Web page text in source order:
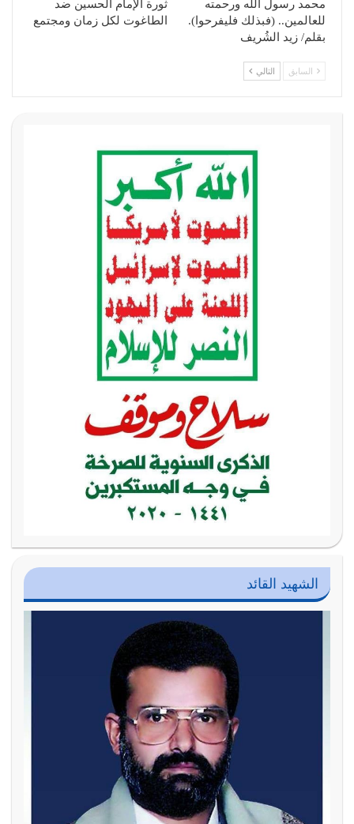
محمد رسول الله ورحمته
للعالمين.. (فبذلك فليفرحوا).
بقلم/ زيد الشُريف
ثورة الإمام الحسين ضد
الطاغوت لكل زمان ومجتمع
السابق التالي
الشهيد القائد